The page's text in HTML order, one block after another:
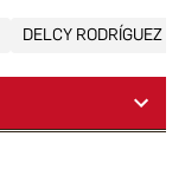
DELCY RODRÍGUEZ